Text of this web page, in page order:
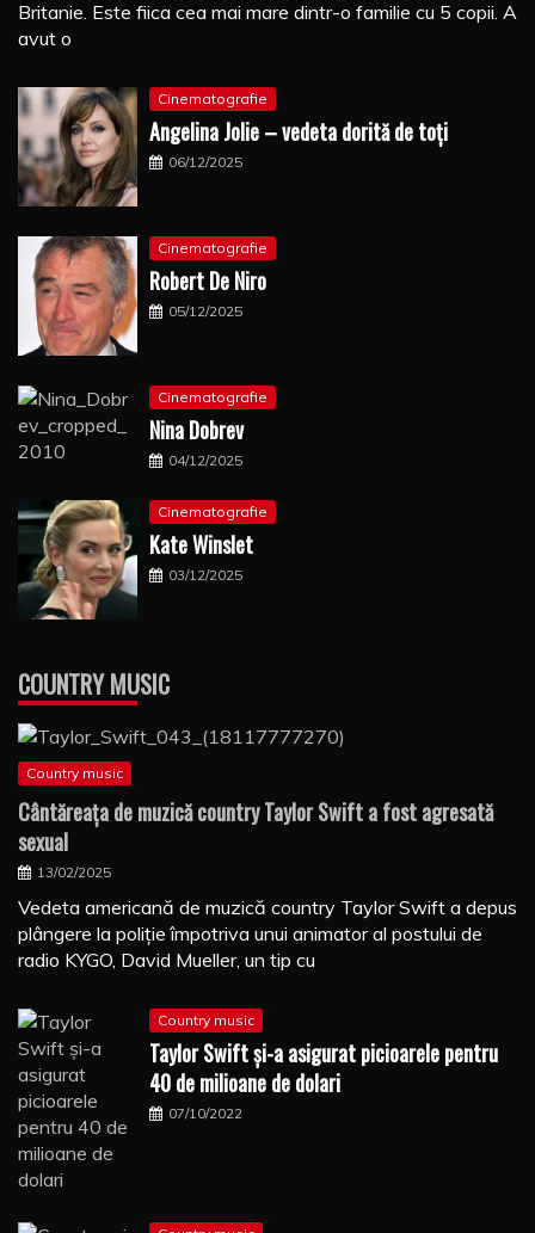
Britanie. Este fiica cea mai mare dintr-o familie cu 5 copii. A
avut o
Cinematografie
Angelina Jolie – vedeta dorită de toți
06/12/2025
Cinematografie
Robert De Niro
05/12/2025
Cinematografie
Nina Dobrev
04/12/2025
Cinematografie
Kate Winslet
03/12/2025
COUNTRY MUSIC
Country music
Cântăreaţa de muzică country Taylor Swift a fost agresată
sexual
13/02/2025
Vedeta americană de muzică country Taylor Swift a depus
plângere la poliţie împotriva unui animator al postului de
radio KYGO, David Mueller, un tip cu
Country music
Taylor Swift şi-a asigurat picioarele pentru
40 de milioane de dolari
07/10/2022